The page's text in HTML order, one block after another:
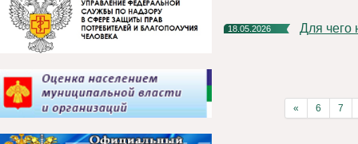
18.05.2026 Для
« 6 7